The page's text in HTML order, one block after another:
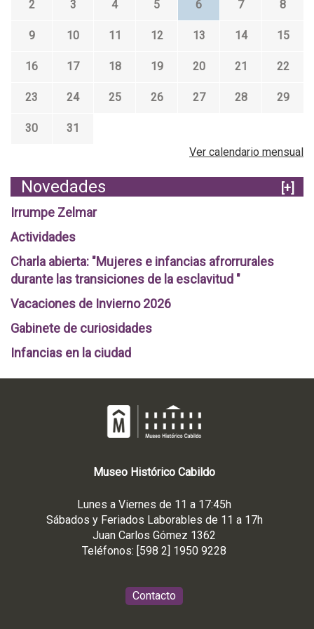
2 3 4 5 6 7 8
9 10 11 12 13 14 15
16 17 18 19 20 21 22
23 24 25 26 27 28 29
30
31
Ver calendario mensual
Novedades
[+]
Irrumpe Zelmar
Actividades
Charla abierta: "Mujeres e infancias afrorrurales
durante las transiciones de la esclavitud "
Vacaciones de Invierno 2026
Gabinete de curiosidades
Infancias en la ciudad
Museo Histórico Cabildo
Lunes a Viernes de 11 a 17:45h
Sábados y Feriados Laborables de 11 a 17h
Juan Carlos Gómez 1362
Teléfonos: [598 2] 1950 9228
Contacto